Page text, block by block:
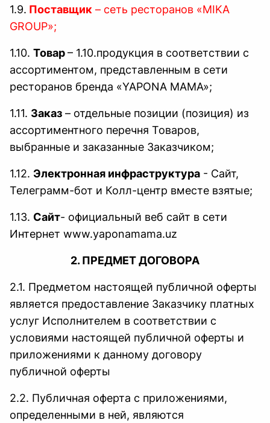
1.9. Поставщик – сеть ресторанов «MIKA
GROUP»;
1.10. Товар– 1.10.продукция в соответствии с
ассортиментом, представленным в сети
ресторанов бренда «YAPONA MAMA»;
1.11. Заказ – отдельные позиции (позиция) из
ассортиментного перечня Товаров,
выбранные и заказанные Заказчиком;
1.12. Электронная инфраструктура - Сайт,
Телеграмм-бот и Колл-центр вместе взятые;
1.13. Сайт- официальный веб сайт в сети
Интернет www.yaponamama.uz
2. ПРЕДМЕТ ДОГОВОРА
2.1. Предметом настоящей публичной оферты
является предоставление Заказчику платных
услуг Исполнителем в соответствии с
условиями настоящей публичной оферты и
приложениями к данному договору
публичной оферты
2.2. Публичная оферта с приложениями,
определенными в ней, являются